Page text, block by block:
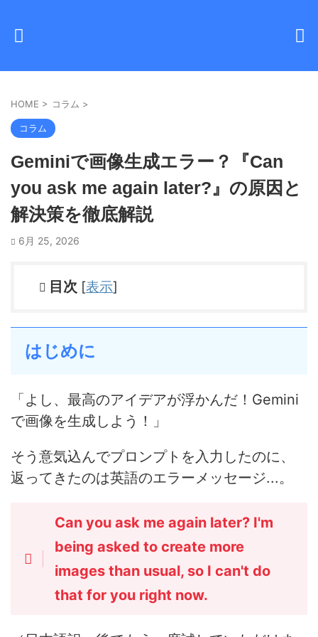
HOME > コラム >
コラム
Geminiで画像生成エラー？『Can
you ask me again later?』の原因と
解決策を徹底解説
6月 25, 2026
目次 [表示]
はじめに
「よし、最高のアイデアが浮かんだ！Gemini
で画像を生成しよう！」
そう意気込んでプロンプトを入力したのに、
返ってきたのは英語のエラーメッセージ...。
Can you ask me again later? I'm
being asked to create more
images than usual, so I can't do
that for you right now.